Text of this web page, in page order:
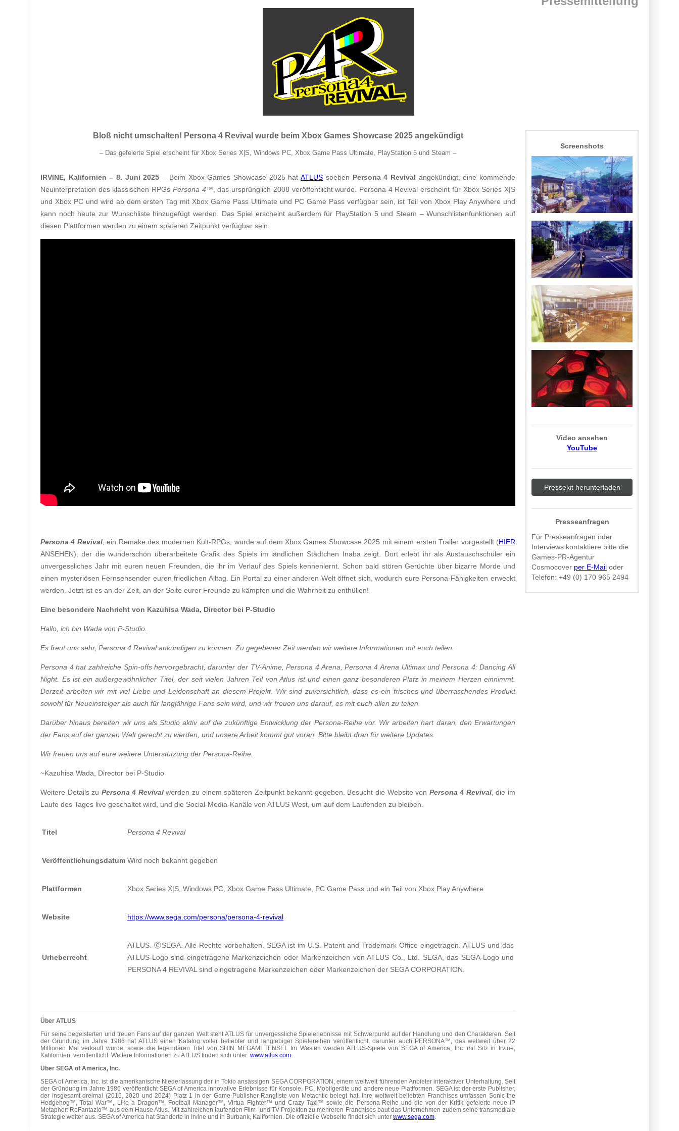
Bloß nicht umschalten! Persona 4 Revival wurde beim Xbox Games Showcase 2025 angekündigt
– Das gefeierte Spiel erscheint für Xbox Series X|S, Windows PC, Xbox Game Pass Ultimate, PlayStation 5 und Steam –
IRVINE, Kalifornien – 8. Juni 2025 – Beim Xbox Games Showcase 2025 hatATLUS soeben Persona 4 Revival angekündigt, eine kommende
Neuinterpretation des klassischen RPGs Persona 4™ , das ursprünglich 2008 veröffentlicht wurde. Persona 4 Revival erscheint für Xbox Series X|S
und Xbox PC und wird ab dem ersten Tag mit Xbox Game Pass Ultimate und PC Game Pass verfügbar sein, ist Teil von Xbox Play Anywhere und
kann noch heute zur Wunschliste hinzugefügt werden. Das Spiel erscheint außerdem für PlayStation 5 und Steam – Wunschlistenfunktionen auf
diesen Plattformen werden zu einem späteren Zeitpunkt verfügbar sein.
Persona 4 Revival, ein Remake des modernen Kult-RPGs, wurde auf dem Xbox Games Showcase 2025 mit einem ersten Trailer vorgestellt (HIER
ANSEHEN), der die wunderschön überarbeitete Grafik des Spiels im ländlichen Städtchen Inaba zeigt. Dort erlebt ihr als Austauschschüler ein
unvergessliches Jahr mit euren neuen Freunden, die ihr im Verlauf des Spiels kennenlernt. Schon bald stören Gerüchte über bizarre Morde und
einen mysteriösen Fernsehsender euren friedlichen Alltag. Ein Portal zu einer anderen Welt öffnet sich, wodurch eure Persona-Fähigkeiten erweckt
werden. Jetzt ist es an der Zeit, an der Seite eurer Freunde zu kämpfen und die Wahrheit zu enthüllen!
Eine besondere Nachricht von Kazuhisa Wada, Director bei P-Studio
Hallo, ich bin Wada von P-Studio.
Es freut uns sehr, Persona 4 Revival ankündigen zu können. Zu gegebener Zeit werden wir weitere Informationen mit euch teilen.
Persona 4 hat zahlreiche Spin-offs hervorgebracht, darunter der TV-Anime, Persona 4 Arena, Persona 4 Arena Ultimax und Persona 4: Dancing All
Night. Es ist ein außergewöhnlicher Titel, der seit vielen Jahren Teil von Atlus ist und einen ganz besonderen Platz in meinem Herzen einnimmt.
Derzeit arbeiten wir mit viel Liebe und Leidenschaft an diesem Projekt. Wir sind zuversichtlich, dass es ein frisches und überraschendes Produkt
sowohl für Neueinsteiger als auch für langjährige Fans sein wird, und wir freuen uns darauf, es mit euch allen zu teilen.
Darüber hinaus bereiten wir uns als Studio aktiv auf die zukünftige Entwicklung der Persona-Reihe vor. Wir arbeiten hart daran, den Erwartungen
der Fans auf der ganzen Welt gerecht zu werden, und unsere Arbeit kommt gut voran. Bitte bleibt dran für weitere Updates.
Wir freuen uns auf eure weitere Unterstützung der Persona-Reihe.
~Kazuhisa Wada, Director bei P-Studio
Weitere Details zu Persona 4 Revivalwerden zu einem späteren Zeitpunkt bekannt gegeben. Besucht die Website von Persona 4 Revival, die im
Laufe des Tages live geschaltet wird, und die Social-Media-Kanäle von ATLUS West, um auf dem Laufenden zu bleiben.
Titel Persona 4 Revival
Veröffentlichungsdatum Wird noch bekannt gegeben
Plattformen Xbox Series X|S, Windows PC, Xbox Game Pass Ultimate, PC Game Pass und ein Teil von Xbox Play Anywhere
Website https://www.sega.com/persona/persona-4-revival
Urheberrecht
ATLUS. ⒸSEGA. Alle Rechte vorbehalten. SEGA ist im U.S. Patent and Trademark Office eingetragen. ATLUS und das
ATLUS-Logo sind eingetragene Markenzeichen oder Markenzeichen von ATLUS Co., Ltd. SEGA, das SEGA-Logo und
PERSONA 4 REVIVAL sind eingetragene Markenzeichen oder Markenzeichen der SEGA CORPORATION.
Über ATLUS
Für seine begeisterten und treuen Fans auf der ganzen Welt steht ATLUS für unvergessliche Spielerlebnisse mit Schwerpunkt auf der Handlung und den Charakteren. Seit
der Gründung im Jahre 1986 hat ATLUS einen Katalog voller beliebter und langlebiger Spielereihen veröffentlicht, darunter auch PERSONA™, das weltweit über 22
Millionen Mal verkauft wurde, sowie die legendären Titel von SHIN MEGAMI TENSEI. Im Westen werden ATLUS-Spiele von SEGA of America, Inc. mit Sitz in Irvine,
Kalifornien, veröffentlicht. Weitere Informationen zu ATLUS finden sich unter: www.atlus.com.
Über SEGA of America, Inc.
SEGA of America, Inc. ist die amerikanische Niederlassung der in Tokio ansässigen SEGA CORPORATION, einem weltweit führenden Anbieter interaktiver Unterhaltung. Seit
der Gründung im Jahre 1986 veröffentlicht SEGA of America innovative Erlebnisse für Konsole, PC, Mobilgeräte und andere neue Plattformen. SEGA ist der erste Publisher,
der insgesamt dreimal (2016, 2020 und 2024) Platz 1 in der Game-Publisher-Rangliste von Metacritic belegt hat. Ihre weltweit beliebten Franchises umfassen Sonic the
Hedgehog™, Total War™, Like a Dragon™, Football Manager™, Virtua Fighter™ und Crazy Taxi™ sowie die Persona-Reihe und die von der Kritik gefeierte neue IP
Metaphor: ReFantazio™ aus dem Hause Atlus. Mit zahlreichen laufenden Film- und TV-Projekten zu mehreren Franchises baut das Unternehmen zudem seine transmediale
Strategie weiter aus. SEGA of America hat Standorte in Irvine und in Burbank, Kalifornien. Die offizielle Webseite findet sich unter www.sega.com.
Screenshots
Video ansehen
YouTube
Pressekit herunterladen
Presseanfragen
Für Presseanfragen oder
Interviews kontaktiere bitte die
Games-PR-Agentur
Cosmocover per E-Mail oder
Telefon: +49 (0) 170 965 2494